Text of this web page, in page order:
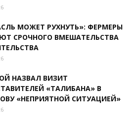
МОЖЕТ РУХНУТЬ»: ФЕРМЕРЫ
СРОЧНОГО ВМЕШАТЕЛЬСТВА
НАЗВАЛ ВИЗИТ
«ТАЛИБАНА» В
«НЕПРИЯТНОЙ СИТУАЦИЕЙ»